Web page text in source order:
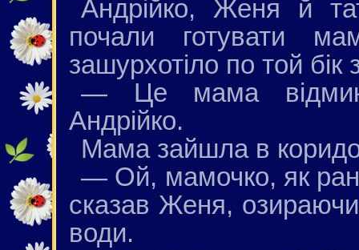
Андрійко, Женя й
почали готувати
зашурхотіло по той бік
— Це мама
Андрійко.
Мама зайшла в
— Ой, мамочко, як
сказав Женя,
води.